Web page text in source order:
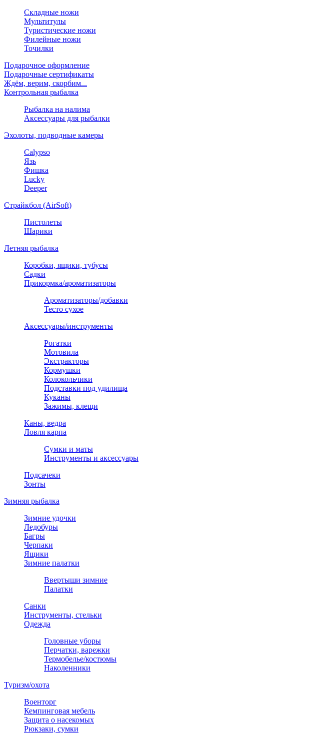
Складные ножи
Мультитулы
Туристические ножи
Филейные ножи
Точилки
Подарочное оформление
Подарочные сертификаты
Ждём, верим, скорбим...
Контрольная рыбалка
Рыбалка на налима
Аксессуары для рыбалки
Эхолоты, подводные камеры
Calypso
Язь
Фишка
Lucky
Deeper
Страйкбол (AirSoft)
Пистолеты
Шарики
Летняя рыбалка
Коробки, ящики, тубусы
Садки
Прикормка/ароматизаторы
Ароматизаторы/добавки
Тесто сухое
Аксессуары/инструменты
Рогатки
Мотовила
Экстракторы
Кормушки
Колокольчики
Подставки под удилища
Куканы
Зажимы, клещи
Каны, ведра
Ловля карпа
Сумки и маты
Инструменты и аксессуары
Подсачеки
Зонты
Зимняя рыбалка
Зимние удочки
Ледобуры
Багры
Черпаки
Ящики
Зимние палатки
Ввертыши зимние
Палатки
Санки
Инструменты, стельки
Одежда
Головные уборы
Перчатки, варежки
Термобелье/костюмы
Наколенники
Туризм/охота
Военторг
Кемпинговая мебель
Защита о насекомых
Рюкзаки, сумки